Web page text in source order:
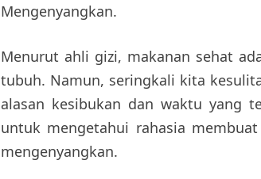
Mengenyangkan.
Menurut ahli gizi, makanan sehat
tubuh. Namun, seringkali kita
alasan kesibukan dan waktu yang
untuk mengetahui rahasia
mengenyangkan.